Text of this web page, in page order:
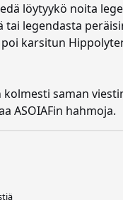
löytyykö noita
legendasta
karsitun
saman
ASOIAFin hahmoja.